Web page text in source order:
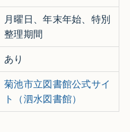
月曜日、年末年始、特別
整理期間
あり
菊池市立図書館公式サイ
ト（泗水図書館）